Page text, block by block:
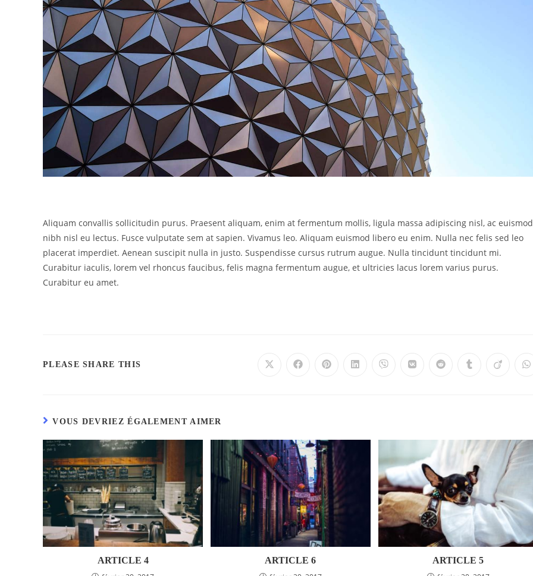
Aliquam convallis sollicitudin purus. Praesent aliquam, enim at fermentum mollis, ligula massa adipiscing nisl, ac euismod
nibh nisl eu lectus. Fusce vulputate sem at sapien. Vivamus leo. Aliquam euismod libero eu enim. Nulla nec felis sed leo
placerat imperdiet. Aenean suscipit nulla in justo. Suspendisse cursus rutrum augue. Nulla tincidunt tincidunt mi.
Curabitur iaculis, lorem vel rhoncus faucibus, felis magna fermentum augue, et ultricies lacus lorem varius purus.
Curabitur eu amet.
PLEASE SHARE THIS
VOUS DEVRIEZ ÉGALEMENT AIMER
ARTICLE 4
ARTICLE 6
ARTICLE 5